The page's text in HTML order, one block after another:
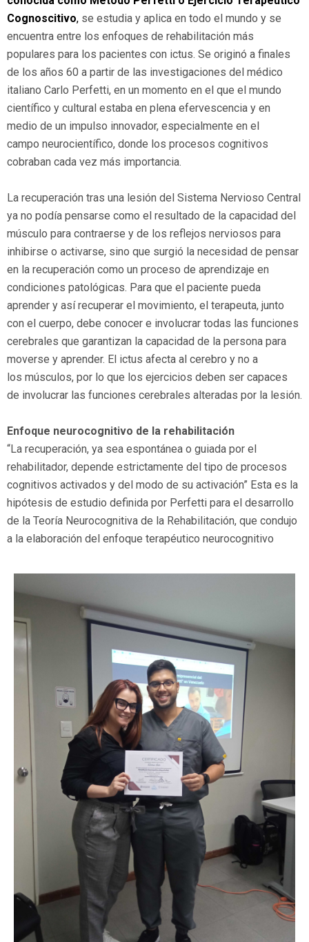
Cognoscitivo, se estudia y aplica en todo el mundo y se
encuentra entre los enfoques de rehabilitación más
populares para los pacientes con ictus. Se originó a finales
de los años 60 a partir de las investigaciones del médico
italiano Carlo Perfetti, en un momento en el que el mundo
científico y cultural estaba en plena efervescencia y en
medio de un impulso innovador, especialmente en el
campo neurocientífico, donde los procesos cognitivos
cobraban cada vez más importancia.
La recuperación tras una lesión del Sistema Nervioso Central
ya no podía pensarse como el resultado de la capacidad del
músculo para contraerse y de los reflejos nerviosos para
inhibirse o activarse, sino que surgió la necesidad de pensar
en la recuperación como un proceso de aprendizaje en
condiciones patológicas. Para que el paciente pueda
aprender y así recuperar el movimiento, el terapeuta, junto
con el cuerpo, debe conocer e involucrar todas las funciones
cerebrales que garantizan la capacidad de la persona para
moverse y aprender. El ictus afecta al cerebro y no a
los músculos, por lo que los ejercicios deben ser capaces
de involucrar las funciones cerebrales alteradas por la lesión.
Enfoque neurocognitivo de la rehabilitación
“La recuperación, ya sea espontánea o guiada por el
rehabilitador, depende estrictamente del tipo de procesos
cognitivos activados y del modo de su activación” Esta es la
hipótesis de estudio definida por Perfetti para el desarrollo
de la Teoría Neurocognitiva de la Rehabilitación, que condujo
a la elaboración del enfoque terapéutico neurocognitivo